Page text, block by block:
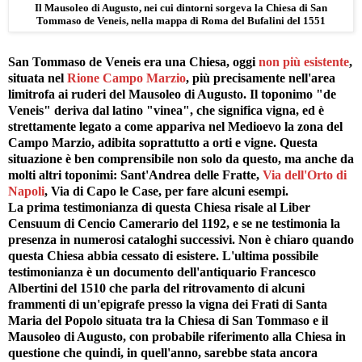
Il Mausoleo di Augusto, nei cui dintorni sorgeva la Chiesa di San
Tommaso de Veneis, nella mappa di Roma del Bufalini del 1551
San Tommaso de Veneis era una Chiesa, ogginon più esistente,
situata nel Rione Campo Marzio, più precisamente nell'area
limitrofa ai ruderi del Mausoleo di Augusto. Il toponimo "de
Veneis" deriva dal latino "vinea", che significa vigna, ed è
strettamente legato a come appariva nel Medioevo la zona del
Campo Marzio, adibita soprattutto a orti e vigne. Questa
situazione è ben comprensibile non solo da questo, ma anche da
molti altri toponimi: Sant'Andrea delle Fratte, Via dell'Orto di
Napoli, Via di Capo le Case, per fare alcuni esempi.
La prima testimonianza di questa Chiesa risale al Liber
Censuum di Cencio Camerario del 1192, e se ne testimonia la
presenza in numerosi cataloghi successivi. Non è chiaro quando
questa Chiesa abbia cessato di esistere. L'ultima possibile
testimonianza è un documento dell'antiquario Francesco
Albertini del 1510 che parla del ritrovamento di alcuni
frammenti di un'epigrafe presso la vigna dei Frati di Santa
Maria del Popolo situata tra la Chiesa di San Tommaso e il
Mausoleo di Augusto, con probabile riferimento alla Chiesa in
questione che quindi, in quell'anno, sarebbe stata ancora